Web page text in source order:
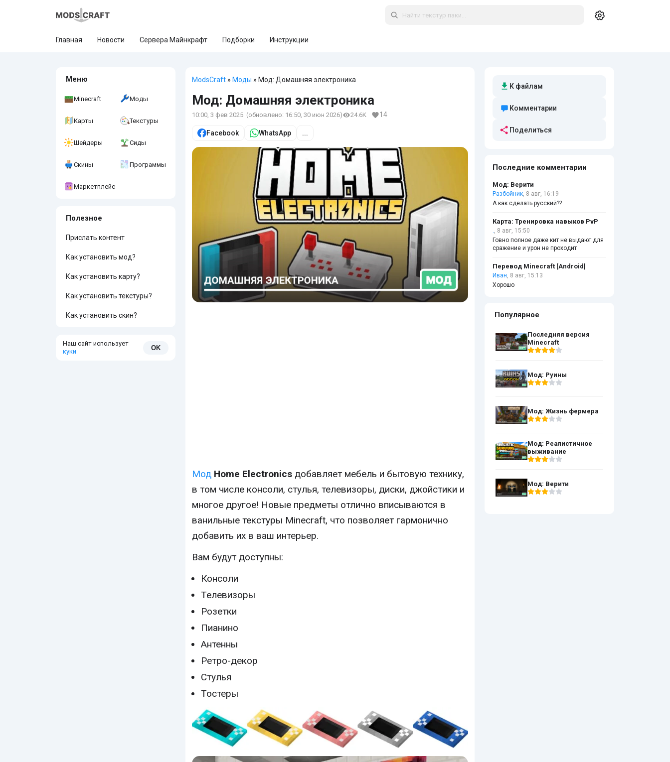
Главная Новости Сервера Майнкрафт Подборки Инструкции
Меню
Minecraft Моды
Карты Текстуры
Шейдеры Сиды
Скины Программы
Маркетплейс
Полезное
Прислать контент
Как установить мод?
Как установить карту?
Как установить текстуры?
Как установить скин?
Наш сайт использует
куки
OK
ModsCraft » Моды » Мод: Домашняя электроника
Мод: Домашняя электроника
10:00, 3 фев 2025 (обновлено: 16:50, 30 июн 2026) 24.6K 14
Facebook WhatsApp ...
Мод Home Electronics добавляет мебель и бытовую технику,
в том числе консоли, стулья, телевизоры, диски, джойстики и
многое другое! Новые предметы отлично вписываются в
ванильные текстуры Minecraft, что позволяет гармонично
добавить их в ваш интерьер.
Вам будут доступны:
Консоли
Телевизоры
Розетки
Пианино
Антенны
Ретро-декор
Стулья
Тостеры
К файлам
Комментарии
Поделиться
Последние комментарии
Мод: Верити
Разбойник, 8 авг, 16:19
А как сделать русский??
Карта: Тренировка навыков PvP
., 8 авг, 15:50
Говно полное даже кит не выдают для
сражение и урон не проходит
Перевод Minecraft [Android]
Иван, 8 авг, 15:13
Хорошо
Популярное
Последняя версия
Minecraft
Мод: Руины
Мод: Жизнь фермера
Мод: Реалистичное
выживание
Мод: Верити